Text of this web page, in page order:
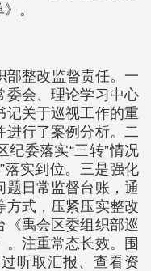
。
部整改监督责任。一
委会、理论学习中心
记关于巡视工作的重
进行了案例分析。二
纪委落实“三转”情况
落实到位。三是强化
题日常监督台账，通
方式，压紧压实整改
《禹会区委组织部巡
注重常态长效。围
听取汇报、查看资